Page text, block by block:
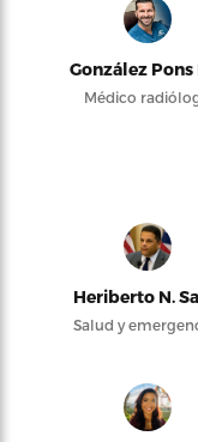
González Pons
Médico
Heriberto N.
Salud y